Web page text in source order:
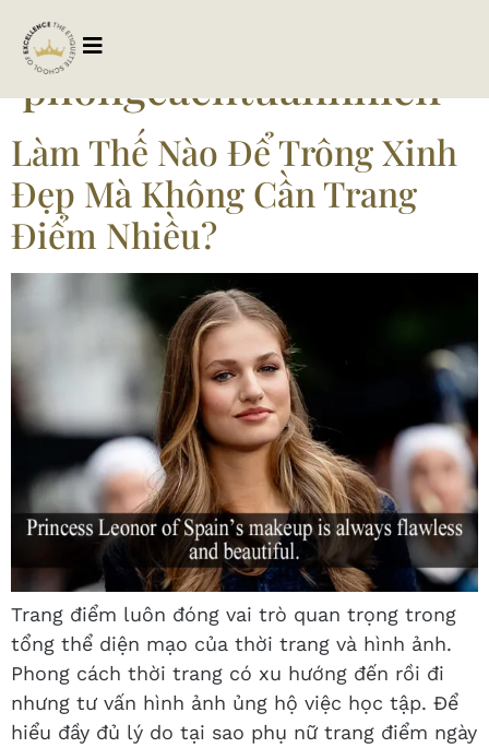
Tag:
phongcachtuannhien
Làm Thế Nào Để Trông Xinh
Đẹp Mà Không Cần Trang
Điểm Nhiều?
Trang điểm luôn đóng vai trò quan trọng trong
tổng thể diện mạo của thời trang và hình ảnh.
Phong cách thời trang có xu hướng đến rồi đi
nhưng tư vấn hình ảnh ủng hộ việc học tập. Để
hiểu đầy đủ lý do tại sao phụ nữ trang điểm ngày